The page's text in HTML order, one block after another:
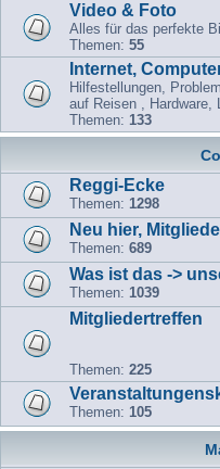
Video & Foto
Alles für das perfekte
Themen: 55
Internet,
Hilfestellungen,
auf Reisen , Hardware,
Themen: 133
Reggi-Ecke
Themen: 1298
Neu hier,
Themen: 689
Was ist das ->
Themen: 1039
Mitgliedertreffen
Themen: 225
Themen: 105